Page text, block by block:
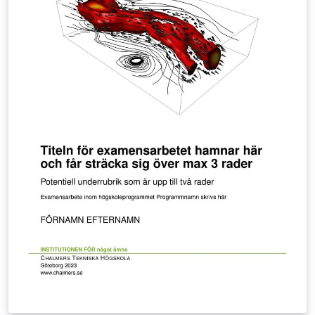
the title page as well as the front and back cover). For
more information about the template structure and
settings, see the documentation file Readme.pdf.